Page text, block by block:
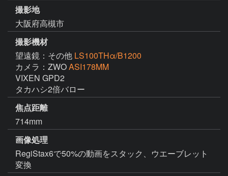
撮影地
大阪府高槻市
撮影機材
望遠鏡：その他 LS100THα/B1200
カメラ：ZWOASI178MM
VIXEN GPD2
タカハシ2倍バロー
焦点距離
714mm
画像処理
RegiStax6で50%の動画をスタック、ウエーブレット